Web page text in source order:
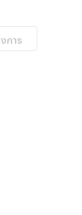
ชาติ (Expat)
การ